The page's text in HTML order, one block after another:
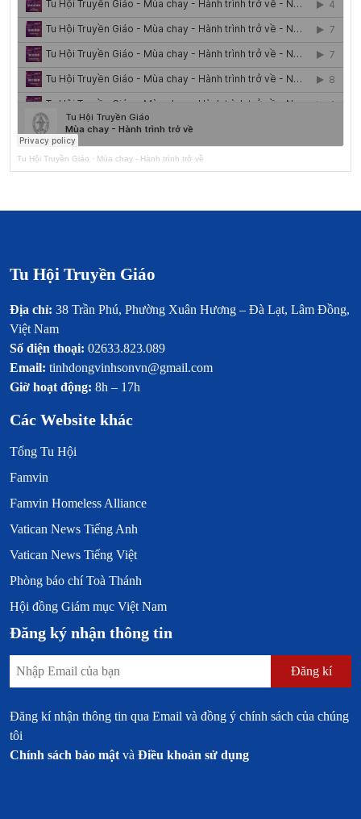
Tu Hội Truyền Giáo · Mùa chay - Hành trình trở về
Tu Hội Truyền Giáo
Địa chỉ: 38 Trần Phú, Phường Xuân Hương – Đà Lạt, Lâm Đồng,
Việt Nam
Số điện thoại: 02633.823.089
Email: tinhdongvinhsonvn@gmail.com
Giờ hoạt động: 8h – 17h
Các Website khác
Tổng Tu Hội
Famvin
Famvin Homeless Alliance
Vatican News Tiếng Anh
Vatican News Tiếng Việt
Phòng báo chí Toà Thánh
Hội đồng Giám mục Việt Nam
Đăng ký nhận thông tin
Đăng kí
Đăng kí nhận thông tin qua Email và đồng ý chính sách của chúng
tôi
Chính sách bảo mật và Điều khoản sử dụng